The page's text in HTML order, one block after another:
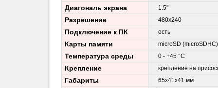
Диагональ экрана 1.5"
Разрешение 480x240
Подключение к ПК есть
Карты памяти microSD
Температура среды 0 - +45 °C
Крепление крепление на
Габариты 65x41x41 мм